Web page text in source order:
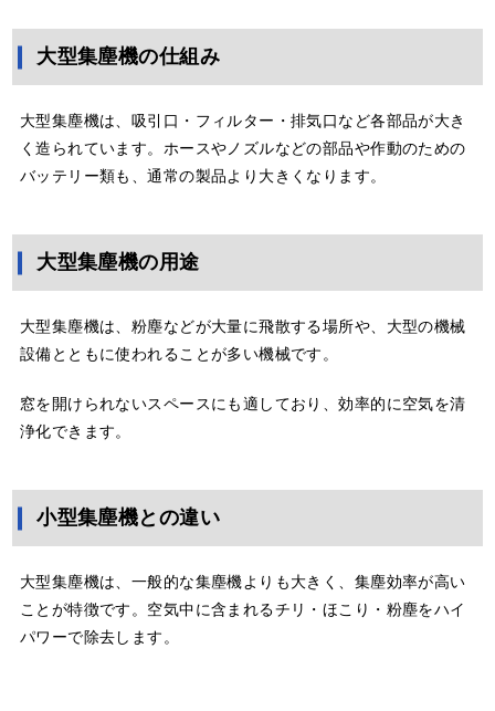
大型集塵機の仕組み
大型集塵機は、吸引口・フィルター・排気口など各部品が大き
く造られています。ホースやノズルなどの部品や作動のための
バッテリー類も、通常の製品より大きくなります。
大型集塵機の用途
大型集塵機は、粉塵などが大量に飛散する場所や、大型の機械
設備とともに使われることが多い機械です。
窓を開けられないスペースにも適しており、効率的に空気を清
浄化できます。
小型集塵機との違い
大型集塵機は、一般的な集塵機よりも大きく、集塵効率が高い
ことが特徴です。空気中に含まれるチリ・ほこり・粉塵をハイ
パワーで除去します。